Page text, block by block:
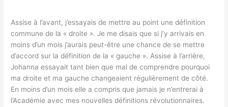
Assise à l’avant, j’essayais de mettre au point une définition
commune de la « droite ». Je me disais que si j’y arrivais en
moins d’un mois j’aurais peut-être une chance de se mettre
d’accord sur la définition de la « gauche ». Assise à l’arrière,
Johanna essayait tant bien que mal de comprendre pourquoi
ma droite et ma gauche changeaient régulièrement de côté.
En moins d’un mois elle a compris que jamais je n’entrerai à
l’Académie avec mes nouvelles définitions révolutionnaires.